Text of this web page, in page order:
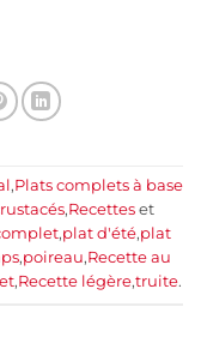
,Plats complets à base
,Recettes et
,plat d'été,plat
,poireau,Recette au
,Recette légère,truite.